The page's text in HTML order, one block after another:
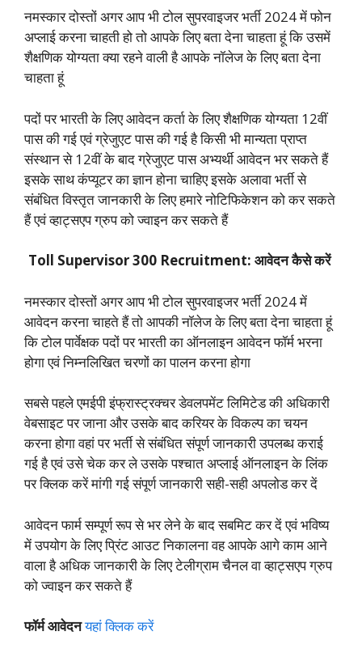
नमस्कार दोस्तों अगर आप भी टोल सुपरवाइजर भर्ती 2024 में फोन
अप्लाई करना चाहती हो तो आपके लिए बता देना चाहता हूं कि उसमें
शैक्षणिक योग्यता क्या रहने वाली है आपके नॉलेज के लिए बता देना
चाहता हूं
पदों पर भारती के लिए आवेदन कर्ता के लिए शैक्षणिक योग्यता 12वीं
पास की गई एवं ग्रेजुएट पास की गई है किसी भी मान्यता प्राप्त
संस्थान से 12वीं के बाद ग्रेजुएट पास अभ्यर्थी आवेदन भर सकते हैं
इसके साथ कंप्यूटर का ज्ञान होना चाहिए इसके अलावा भर्ती से
संबंधित विस्तृत जानकारी के लिए हमारे नोटिफिकेशन को कर सकते
हैं एवं व्हाट्सएप ग्रुप को ज्वाइन कर सकते हैं
Toll Supervisor 300 Recruitment: आवेदन कैसे करें
नमस्कार दोस्तों अगर आप भी टोल सुपरवाइजर भर्ती 2024 में
आवेदन करना चाहते हैं तो आपकी नॉलेज के लिए बता देना चाहता हूं
कि टोल पार्वेक्षक पदों पर भारती का ऑनलाइन आवेदन फॉर्म भरना
होगा एवं निम्नलिखित चरणों का पालन करना होगा
सबसे पहले एमईपी इंफ्रास्ट्रक्चर डेवलपमेंट लिमिटेड की अधिकारी
वेबसाइट पर जाना और उसके बाद करियर के विकल्प का चयन
करना होगा वहां पर भर्ती से संबंधित संपूर्ण जानकारी उपलब्ध कराई
गई है एवं उसे चेक कर ले उसके पश्चात अप्लाई ऑनलाइन के लिंक
पर क्लिक करें मांगी गई संपूर्ण जानकारी सही-सही अपलोड कर दें
आवेदन फार्म सम्पूर्ण रूप से भर लेने के बाद सबमिट कर दें एवं भविष्य
में उपयोग के लिए प्रिंट आउट निकालना वह आपके आगे काम आने
वाला है अधिक जानकारी के लिए टेलीग्राम चैनल वा व्हाट्सएप ग्रुप
को ज्वाइन कर सकते हैं
फॉर्म आवेदनयहां क्लिक करें